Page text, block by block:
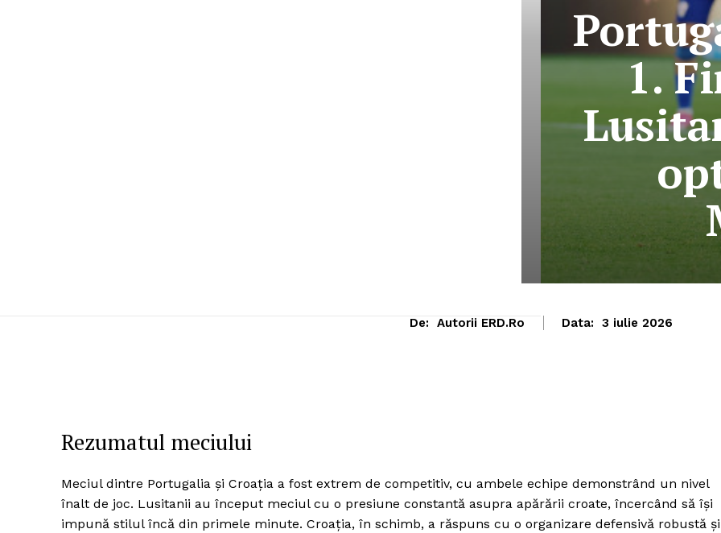
1.
De: Autorii ERD.ro Data: 3 iulie 2026
Rezumatul meciului
Meciul dintre Portugalia și Croația a fost extrem de competitiv, cu ambele echipe demonstrând un nivel
înalt de joc. Lusitanii au început meciul cu o presiune constantă asupra apărării croate, încercând să își
impună stilul încă din primele minute. Croația, în schimb, a răspuns cu o organizare defensivă robustă și